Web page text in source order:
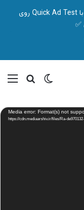
🎯 قبل از شروع کمپین، تصمیم درست بگیر! با Quick Ad Test روی
تغییر پوسته
Media error: Format(s) not